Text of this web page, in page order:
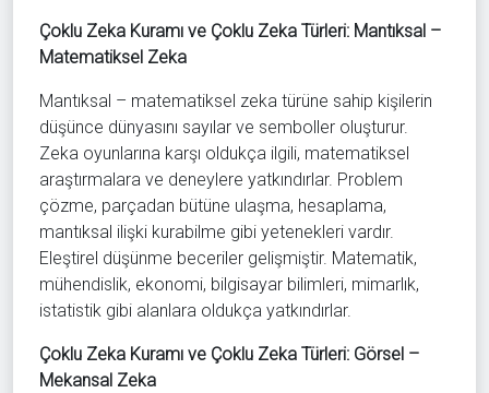
Çoklu Zeka Kuramı ve Çoklu Zeka Türleri: Mantıksal –
Matematiksel Zeka
Mantıksal – matematiksel zeka türüne sahip kişilerin
düşünce dünyasını sayılar ve semboller oluşturur.
Zeka oyunlarına karşı oldukça ilgili, matematiksel
araştırmalara ve deneylere yatkındırlar. Problem
çözme, parçadan bütüne ulaşma, hesaplama,
mantıksal ilişki kurabilme gibi yetenekleri vardır.
Eleştirel düşünme beceriler gelişmiştir. Matematik,
mühendislik, ekonomi, bilgisayar bilimleri, mimarlık,
istatistik gibi alanlara oldukça yatkındırlar.
Çoklu Zeka Kuramı ve Çoklu Zeka Türleri: Görsel –
Mekansal Zeka